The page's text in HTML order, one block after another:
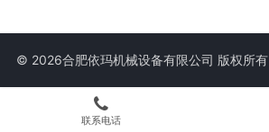
© 2026合肥依玛机械设备有限公司 版权所有
联系电话